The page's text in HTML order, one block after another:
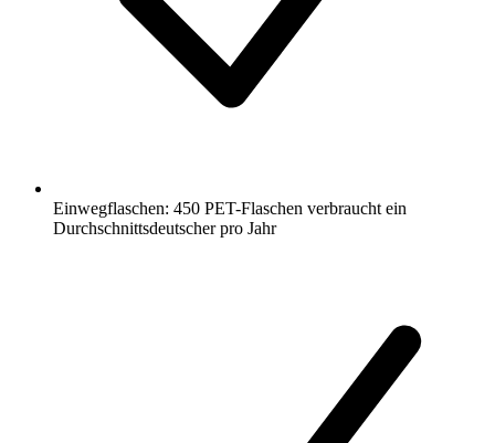
Einwegflaschen: 450 PET-Flaschen verbraucht ein
Durchschnittsdeutscher pro Jahr